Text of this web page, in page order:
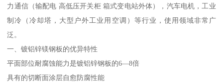
力通信（输配电 高低压开关柜 箱式变电站外体），汽车电机，工业
制冷（冷却塔，大型户外工业用空调）等行业，使用领域非常广
泛。
一、镀铝锌镁钢板的优异特性
平面部位耐腐蚀能力是镀铝锌钢板的6—8倍
具有的切断面涂层自愈防腐性能